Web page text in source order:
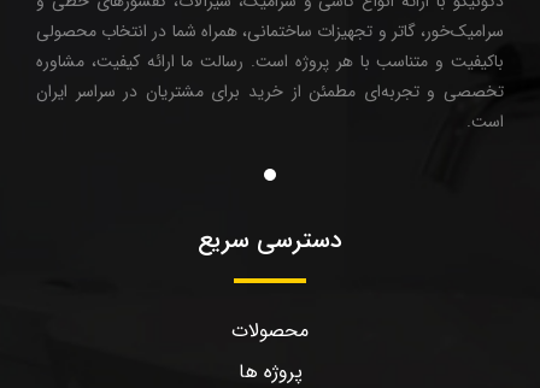
سرامیک‌خور، گاتر و تجهیزات ساختمانی، همراه شما در انتخاب محصولی
باکیفیت و متناسب با هر پروژه است. رسالت ما ارائه کیفیت، مشاوره
تخصصی و تجربه‌ای مطمئن از خرید برای مشتریان در سراسر ایران
است.
دسترسی سریع
محصولات
پروژه ها